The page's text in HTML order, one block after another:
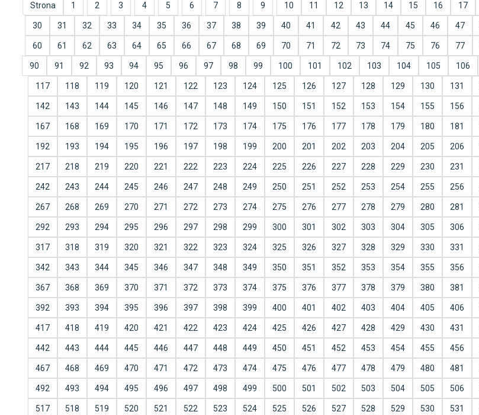
Strona 1 2 3 4 5 6 7 8 9 10 11 12 13 14 15 16 17
30 31 32 33 34 35 36 37 38 39 40 41 42 43 44 45 46 47
60 61 62 63 64 65 66 67 68 69 70 71 72 73 74 75 76 77
90 91 92 93 94 95 96 97 98 99 100 101 102 103 104 105 106
117 118 119 120 121 122 123 124 125 126 127 128 129 130 131
142 143 144 145 146 147 148 149 150 151 152 153 154 155 156
167 168 169 170 171 172 173 174 175 176 177 178 179 180 181
192 193 194 195 196 197 198 199 200 201 202 203 204 205 206
217 218 219 220 221 222 223 224 225 226 227 228 229 230 231
242 243 244 245 246 247 248 249 250 251 252 253 254 255 256
267 268 269 270 271 272 273 274 275 276 277 278 279 280 281
292 293 294 295 296 297 298 299 300 301 302 303 304 305 306
317 318 319 320 321 322 323 324 325 326 327 328 329 330 331
342 343 344 345 346 347 348 349 350 351 352 353 354 355 356
367 368 369 370 371 372 373 374 375 376 377 378 379 380 381
392 393 394 395 396 397 398 399 400 401 402 403 404 405 406
417 418 419 420 421 422 423 424 425 426 427 428 429 430 431
442 443 444 445 446 447 448 449 450 451 452 453 454 455 456
467 468 469 470 471 472 473 474 475 476 477 478 479 480 481
492 493 494 495 496 497 498 499 500 501 502 503 504 505 506
517 518 519 520 521 522 523 524 525 526 527 528 529 530 531